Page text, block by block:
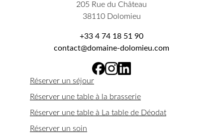
205 Rue du Château
38110 Dolomieu
+33 4 74 18 51 90
contact@domaine-dolomieu.com
Réserver un séjour
Réserver une table à la brasserie
Réserver une table à La table de Déodat
Réserver un soin